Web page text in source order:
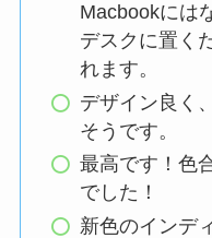
Macbookには
デスクに置く
れます。
デザイン良く
そうです。
最高です！色
でした！
新色のインデ